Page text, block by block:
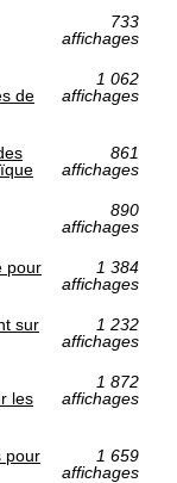
733
affichages
de
1 062
affichages
861
affichages
890
affichages
pour
1 384
affichages
sur
1 232
affichages
les
1 872
affichages
pour
1 659
affichages